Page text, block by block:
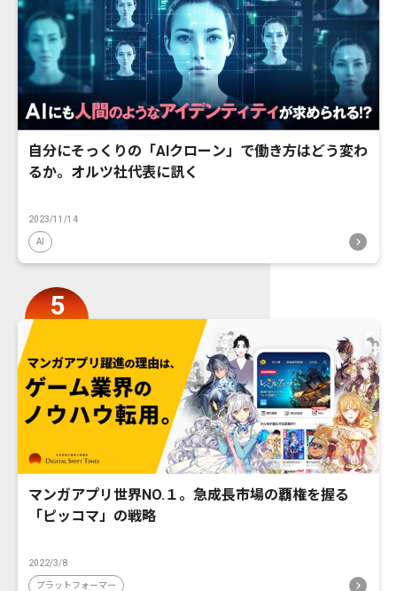
自分にそっくりの「AIクローン」で働き方はどう変わ
るか。オルツ社代表に訊く
2023/11/14
AI
マンガアプリ世界NO.１。急成長市場の覇権を握る
「ピッコマ」の戦略
2022/3/8
プラットフォーマー